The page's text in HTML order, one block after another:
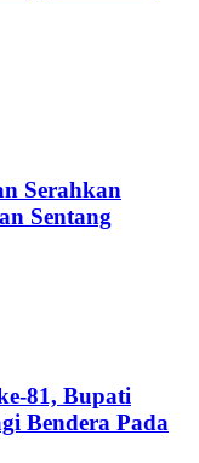
Serahkan
Sentang
81, Bupati
Bendera Pada